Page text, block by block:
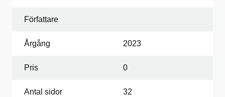
Författare
Årgång 2023
Pris 0
Antal sidor 32